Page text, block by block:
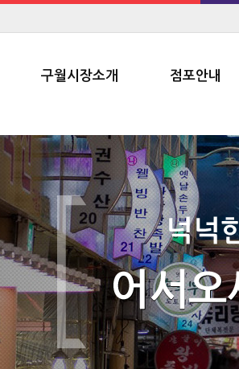
구월시장소개 점포안내